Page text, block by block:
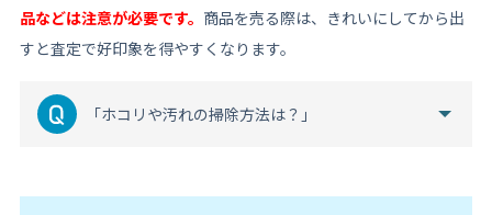
品などは注意が必要です。 商品を売る際は、きれいにしてから出
すと査定で好印象を得やすくなります。
「ホコリや汚れの掃除方法は？」